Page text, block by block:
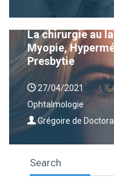
La chirurgie au
Myopie,
Presbytie
27/04/2021
Ophtalmologie
Grégoire de
Search